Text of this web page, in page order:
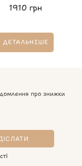
1910 грн
ДЕТАЛЬНІШЕ
про знижки